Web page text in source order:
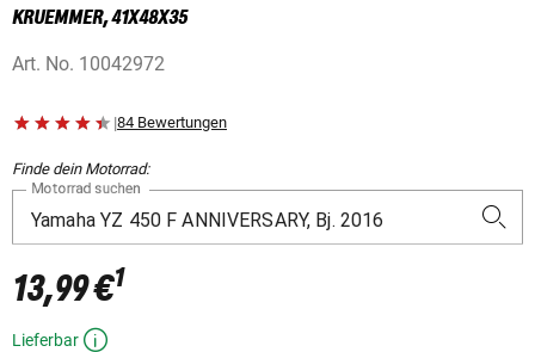
KRUEMMER, 41X48X35
Art. No. 10042972
|84 Bewertungen
Finde dein Motorrad:
Motorrad suchen
13,99 €1
Lieferbar